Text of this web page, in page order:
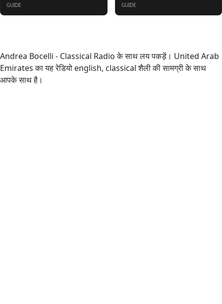
GUIDE GUIDE
Andrea Bocelli - Classical Radio के साथ लय पकड़ें। United Arab
Emirates का यह रेडियो english, classical शैली की सामग्री के साथ
आपके साथ है।